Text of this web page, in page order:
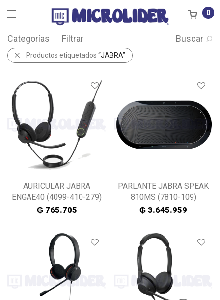
0
Categorías Filtrar Buscar
Productos etiquetados “JABRA”
AURICULAR JABRA
ENGAE40 (4099-410-279)
₲765.705
PARLANTE JABRA SPEAK
810MS (7810-109)
₲ 3.645.959